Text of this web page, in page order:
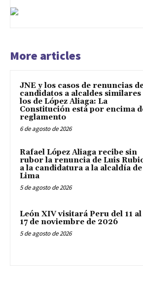
More articles
JNE y los casos de renuncias
candidatos a alcaldes similares
los de López Aliaga: La
Constitución está por encima
reglamento
6 de agosto de 2026
Rafael López Aliaga recibe sin
rubor la renuncia de Luis
a la candidatura a la alcaldía de
Lima
5 de agosto de 2026
León XIV visitará Peru del 11 al
17 de noviembre de 2026
5 de agosto de 2026